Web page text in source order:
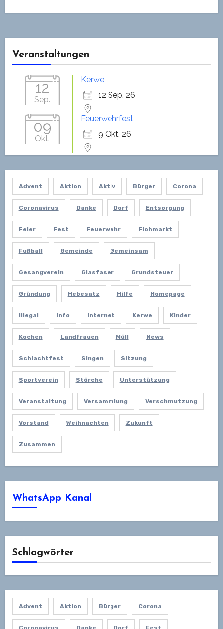
Veranstaltungen
12
Sep.
Kerwe
12 Sep. 26
09
Okt.
Feuerwehrfest
9 Okt. 26
Advent Aktion Aktiv Bürger Corona
Coronavirus Danke Dorf Entsorgung
Feier Fest Feuerwehr Flohmarkt
Fußball Gemeinde Gemeinsam
Gesangverein Glasfaser Grundsteuer
Gründung Hebesatz Hilfe Homepage
Illegal Info Internet Kerwe Kinder
Kochen Landfrauen Müll News
Schlachtfest Singen Sitzung
Sportverein Störche Unterstützung
Veranstaltung Versammlung Verschmutzung
Vorstand Weihnachten Zukunft
Zusammen
WhatsApp Kanal
Schlagwörter
Advent Aktion Bürger Corona
Coronavirus Danke Dorf Fest